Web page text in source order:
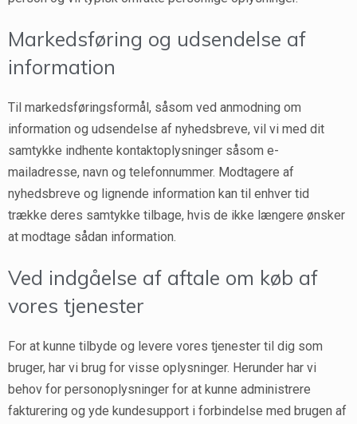
Markedsføring og udsendelse af
information
Til markedsføringsformål, såsom ved anmodning om
information og udsendelse af nyhedsbreve, vil vi med dit
samtykke indhente kontaktoplysninger såsom e-
mailadresse, navn og telefonnummer. Modtagere af
nyhedsbreve og lignende information kan til enhver tid
trække deres samtykke tilbage, hvis de ikke længere ønsker
at modtage sådan information.
Ved indgåelse af aftale om køb af
vores tjenester
For at kunne tilbyde og levere vores tjenester til dig som
bruger, har vi brug for visse oplysninger. Herunder har vi
behov for personoplysninger for at kunne administrere
fakturering og yde kundesupport i forbindelse med brugen af